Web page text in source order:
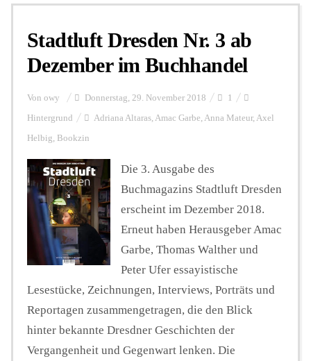
Personalien
Hintergrund
FUNKTURM-Beiträge
Podcast
Seminare
Unterstützen
Stadtluft Dresden Nr. 3 ab
Dezember im Buchhandel
Von owy Donnerstag, 29. November 2018 1
Hintergrund Adriana Altaras, Amac Garbe, Anna Mateur, Axel
Helbig, Bookzin
Die 3. Ausgabe des
Buchmagazins Stadtluft Dresden
erscheint im Dezember 2018.
Erneut haben Herausgeber Amac
Garbe, Thomas Walther und
Peter Ufer essayistische
Lesestücke, Zeichnungen, Interviews, Porträts und
Reportagen zusammengetragen, die den Blick
hinter bekannte Dresdner Geschichten der
Vergangenheit und Gegenwart lenken. Die